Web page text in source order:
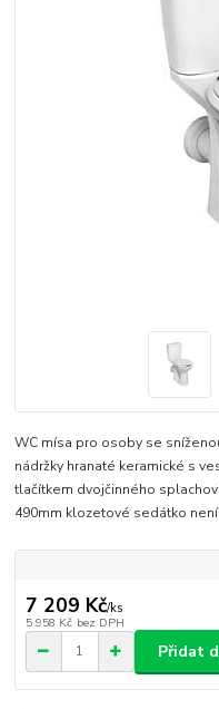
WC mísa pro osoby se
nádržky hranaté keramické s
tlačítkem dvojčinného
490mm klozetové sedátko
7 209 Kč/ks
5 958 Kč bez DPH
Přidat